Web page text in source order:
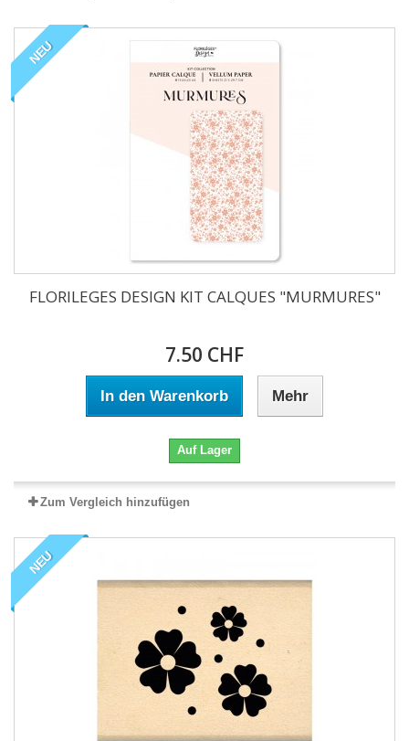
NEU
FLORILEGES DESIGN KIT CALQUES "MURMURES"
7.50 CHF
In den Warenkorb Mehr
Auf Lager
Zum Vergleich hinzufügen
NEU